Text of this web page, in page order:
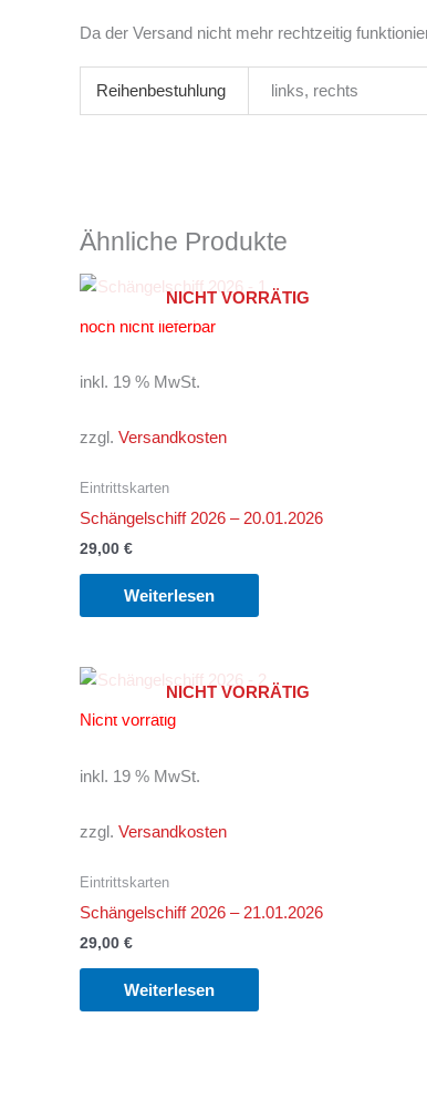
Da der Versand nicht mehr rechtzeitig
Reihenbestuhlung links, rechts
Ähnliche Produkte
NICHT VORRÄTIG
noch nicht lieferbar
inkl. 19 % MwSt.
zzgl. Versandkosten
Eintrittskarten
Schängelschiff 2026 – 20.01.2026
29,00 €
Weiterlesen
NICHT VORRÄTIG
Nicht vorrätig
inkl. 19 % MwSt.
zzgl. Versandkosten
Eintrittskarten
Schängelschiff 2026 – 21.01.2026
29,00 €
Weiterlesen